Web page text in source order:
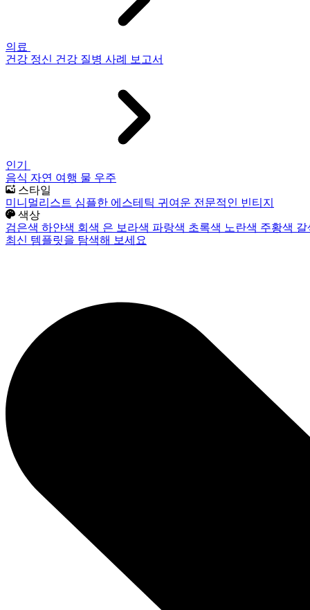
의료
건강 정신 건강 질병 사례 보고서
인기
음식 자연 여행 물 우주
스타일
미니멀리스트 심플한 에스테틱 귀여운 전문적인 빈티지
색상
검은색 하얀색 회색 은 보라색 파랑색 초록색 노란색 주황색
최신 템플릿을 탐색해 보세요